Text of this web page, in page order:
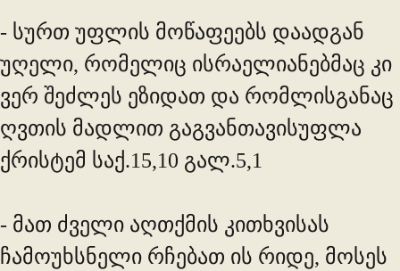
- სურთ უფლის მოწაფეებს დაადგან
უღელი, რომელიც ისრაელიანებმაც კი
ვერ შეძლეს ეზიდათ და რომლისგანაც
ღვთის მადლით გაგვანთავისუფლა
ქრისტემ საქ.15,10 გალ.5,1
- მათ ძველი აღთქმის კითხვისას
ჩამოუხსნელი რჩებათ ის რიდე, მოსეს